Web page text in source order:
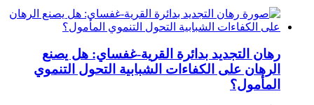
رهان التجديد بدائرة القرية-غفساي: هل يصنع
الرهان على الكفاءات الشبابية التحول التنموي
المأمول؟